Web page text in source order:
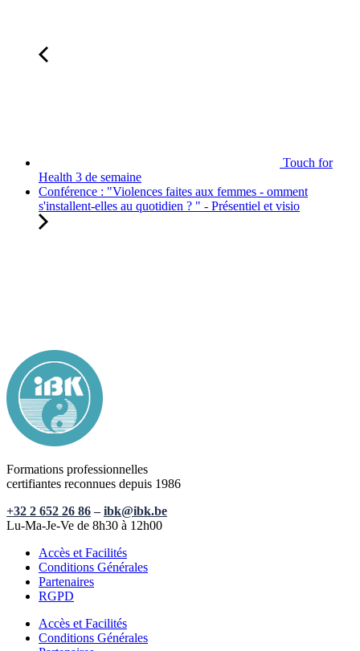
Touch for
Health 3 de semaine
Conférence : "Violences faites aux femmes - omment
s'installent-elles au quotidien ? " - Présentiel et visio
Formations professionnelles
certifiantes reconnues depuis 1986
+32 2 652 26 86–ibk@ibk.be
Lu-Ma-Je-Ve de 8h30 à 12h00
Accès et Facilités
Conditions Générales
Partenaires
RGPD
Accès et Facilités
Conditions Générales